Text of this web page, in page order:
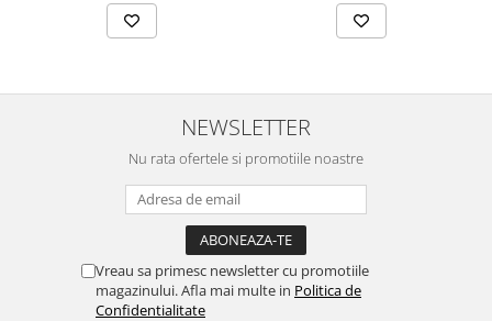
NEWSLETTER
Nu rata ofertele si promotiile noastre
Vreau sa primesc newsletter cu promotiile
magazinului. Afla mai multe in Politica de
Confidentialitate